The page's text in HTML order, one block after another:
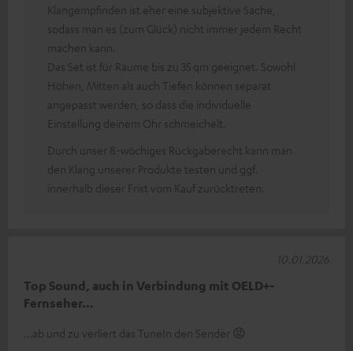
Klangempfinden ist eher eine subjektive Sache,
sodass man es (zum Glück) nicht immer jedem Recht
machen kann.
Das Set ist für Räume bis zu 35 qm geeignet. Sowohl
Höhen, Mitten als auch Tiefen können separat
angepasst werden, so dass die individuelle
Einstellung deinem Ohr schmeichelt.
Durch unser 8-wöchiges Rückgaberecht kann man
den Klang unserer Produkte testen und ggf.
innerhalb dieser Frist vom Kauf zurücktreten.
Top Sound, auch in Verbindung mit OELD+-
Fernseher…
…ab und zu verliert das TuneIn den Sender 😡
10.01.2026